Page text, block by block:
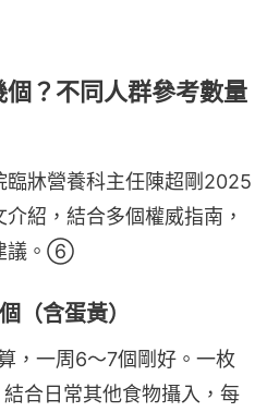
？不同人群參考數量
臨牀營養科主任陳超剛2025
紹，結合多個權威指南，
議。⑥
（含蛋黃）
，一周6～7個剛好。一枚
合日常其他食物攝入，每